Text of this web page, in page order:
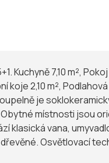
7,10 m², Pokoj
koje 2,10 m²,
místnosti jsou
klasická vana,
Osvětlovací